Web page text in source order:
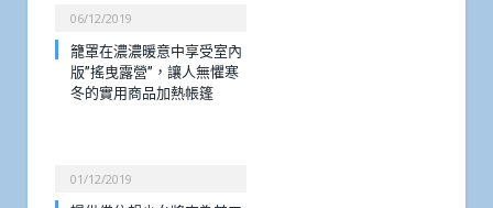
06/12/2019
籠罩在濃濃暖意中享受室內
版”搖曳露營”，讓人無懼寒
冬的實用商品加熱帳篷
01/12/2019